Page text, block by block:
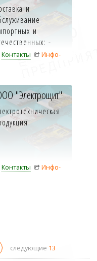
и
и
-
Контакты
Инфо-
"Электрощит"
Контакты
Инфо-
следующие 13